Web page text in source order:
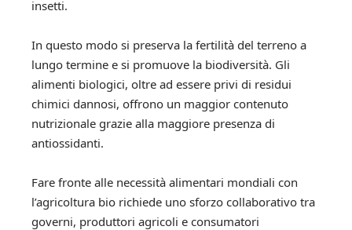
insetti.
In questo modo si preserva la fertilità del terreno a
lungo termine e si promuove la biodiversità. Gli
alimenti biologici, oltre ad essere privi di residui
chimici dannosi, offrono un maggior contenuto
nutrizionale grazie alla maggiore presenza di
antiossidanti.
Fare fronte alle necessità alimentari mondiali con
l’agricoltura bio richiede uno sforzo collaborativo tra
governi, produttori agricoli e consumatori